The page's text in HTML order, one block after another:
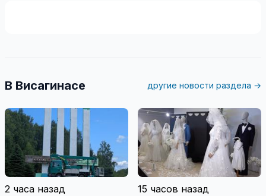
В Висагинасе другие новости раздела →
2 часа назад 15 часов назад